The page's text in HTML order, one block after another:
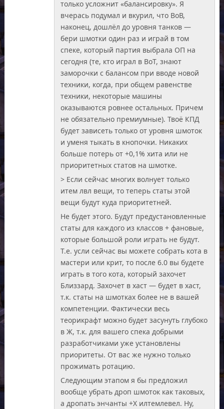
только усложнит «балансировку». Я
вчерась подумал и вкурил, что ВоВ,
наконец, дошлёл до уровня танков —
бери шмотки один раз и играй в том
спеке, который партия выбрала ОП на
сегодня (те, кто играл в ВоТ, знают
заморочки с балансом при вводе новой
техники, когда, при общем равенстве
техники, некоторые машины
оказываются ровнее остальных. Причем
не обязательно премиумные). Твоё КПД
будет зависеть только от уровня шмоток
и уменя тыкать в кнопочки. Никаких
больше потерь от +0,1% хита или не
приоритетных статов на шмотке.
> Если сейчас многих волнует только
итем лвл вещи, то теперь статы этой
вещи будут куда приоритетней.
Не будет этого. Будут предустановленные
статы для каждого из классов + фановые,
которые большой роли играть не будут.
Т.е. усли сейчас вы можете собрать кота в
мастери или крит, то после 6.0 вы будете
играть в того кота, который захочет
Близзард. Захочет в хаст — будет в хаст,
т.к. статы на шмотках более не в вашей
компетенции. Фактически весь
теорикрафт можно будет засунуть глубоко
в Ж, т.к. для вашего спека добрыми
разработчиками уже установлены
приоритеты. От вас же нужно только
прожимать ротацию.
Следующим этапом я бы предложил
вообще убрать дроп шмоток как таковых,
а дропать энчанты +Х илтемлевел. Ну,